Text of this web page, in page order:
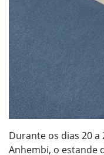
Durante os dias 20
Anhembi, o estande